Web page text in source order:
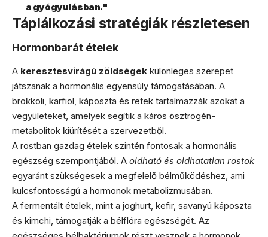
a gyógyulásban."
Táplálkozási stratégiák részletesen
Hormonbarát ételek
A keresztesvirágú zöldségek különleges szerepet
játszanak a hormonális egyensúly támogatásában. A
brokkoli, karfiol, káposzta és retek tartalmazzák azokat a
vegyületeket, amelyek segítik a káros ösztrogén-
metabolitok kiürítését a szervezetből.
A rostban gazdag ételek szintén fontosak a hormonális
egészség szempontjából. A oldható és oldhatatlan rostok
egyaránt szükségesek a megfelelő bélműködéshez, ami
kulcsfontosságú a hormonok metabolizmusában.
A fermentált ételek, mint a joghurt, kefir, savanyú káposzta
és kimchi, támogatják a bélflóra egészségét. Az